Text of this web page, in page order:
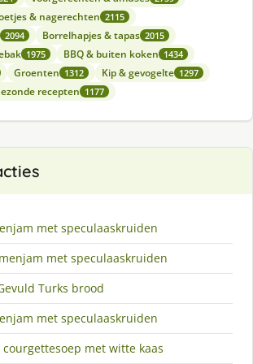
& nagerechten 2115
2094 Borrelhapjes & tapas 2015
1975 BBQ & buiten koken 1434
Groenten 1312 Kip & gevogelte 1297
recepten 1177
met speculaaskruiden
met speculaaskruiden
Turks brood
met speculaaskruiden
courgettesoep met witte kaas